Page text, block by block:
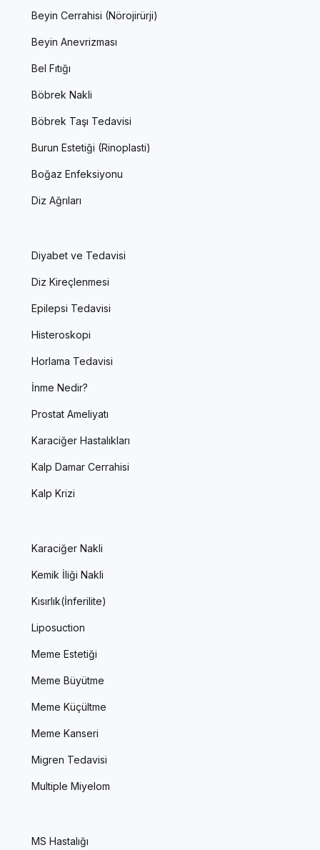
Beyin Cerrahisi (Nörojirürji)
Beyin Anevrizması
Bel Fıtığı
Böbrek Nakli
Böbrek Taşı Tedavisi
Burun Estetiği (Rinoplasti)
Boğaz Enfeksiyonu
Diz Ağrıları
Diyabet ve Tedavisi
Diz Kireçlenmesi
Epilepsi Tedavisi
Histeroskopi
Horlama Tedavisi
İnme Nedir?
Prostat Ameliyatı
Karaciğer Hastalıkları
Kalp Damar Cerrahisi
Kalp Krizi
Karaciğer Nakli
Kemik İliği Nakli
Kısırlık(İnferilite)
Liposuction
Meme Estetiği
Meme Büyütme
Meme Küçültme
Meme Kanseri
Migren Tedavisi
Multiple Miyelom
MS Hastalığı